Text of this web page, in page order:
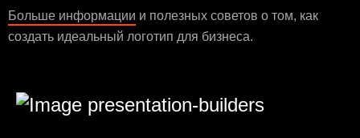
Больше информации и полезных советов о том, как
создать идеальный логотип для бизнеса.